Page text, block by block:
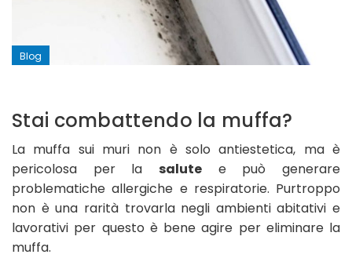
Blog
Stai combattendo la muffa?
La muffa sui muri non è solo antiestetica, ma è
pericolosa per la salute e può generare
problematiche allergiche e respiratorie. Purtroppo
non è una rarità trovarla negli ambienti abitativi e
lavorativi per questo è bene agire per eliminare la
muffa.